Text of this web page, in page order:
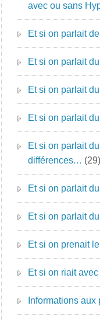
avec ou sans
Et si on parlait
Et si on parlait
Et si on parlait
Et si on parlait
Et si on parlait
différences… (29)
Et si on parlait
Et si on parlait
Et si on prenait
Et si on riait
Informations aux